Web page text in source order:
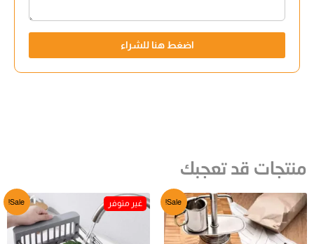
اضغط هنا للشراء
منتجات قد تعجبك
Sale!
Sale!